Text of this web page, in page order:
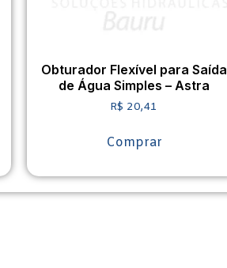
Obturador Flexível para Saída
de Água Simples – Astra
R$ 20,41
Comprar